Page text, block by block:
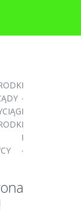
∙
I
∙